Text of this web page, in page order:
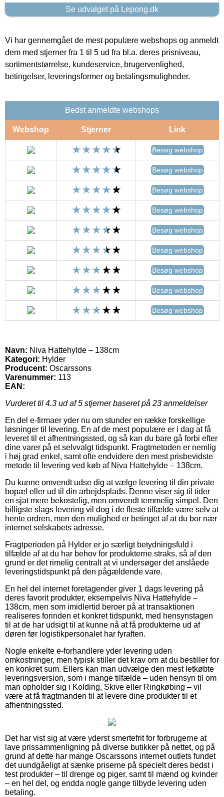
Se udvalget på Lepong.dk
Vi har gennemgået de mest populære webshops og anmeldt
dem med stjerner fra 1 til 5 ud fra bl.a. deres prisniveau,
sortimentstørrelse, kundeservice, brugervenlighed,
betingelser, leveringsformer og betalingsmuligheder.
Bedst anmeldte webshops
Webshop Stjerner Link
Besøg webshop
Besøg webshop
Besøg webshop
Besøg webshop
Besøg webshop
Besøg webshop
Besøg webshop
Besøg webshop
Besøg webshop
Navn: Niva Hattehylde – 138cm
Kategori: Hylder
Producent: Oscarssons
Varenummer: 113
EAN:
Vurderet til 4.3 ud af 5 stjerner baseret på 23 anmeldelser
En del e-firmaer yder nu om stunder en række forskellige
løsninger til levering. En af de mest populære er i dag at få
leveret til et afhentningssted, og så kan du bare gå forbi efter
dine varer på et selvvalgt tidspunkt. Fragtmetoden er nemlig
i høj grad enkel, samt ofte endvidere den mest prisbevidste
metode til levering ved køb af Niva Hattehylde – 138cm.
Du kunne omvendt udse dig at vælge levering til din private
bopæl eller ud til din arbejdsplads. Denne viser sig til tider
en sjat mere bekostelig, men omvendt temmelig simpel. Den
billigste slags levering vil dog i de fleste tilfælde være selv at
hente ordren, men den mulighed er betinget af at du bor nær
internet selskabets adresse.
Fragtperioden på Hylder er jo særligt betydningsfuld i
tilfælde af at du har behov for produkterne straks, så af den
grund er det rimelig centralt at vi undersøger det anslåede
leveringstidspunkt på den pågældende vare.
En hel del internet foretagender giver 1 dags levering på
deres favorit produkter, eksempelvis Niva Hattehylde –
138cm, men som imidlertid beroer på at transaktionen
realiseres forinden et konkret tidspunkt, med hensynstagen
til at de har udsigt til at kunne nå at få produkterne ud af
døren før logistikpersonalet har fyraften.
Nogle enkelte e-forhandlere yder levering uden
omkostninger, men typisk stiller det krav om at du bestiller for
en konkret sum. Ellers kan man udvælge den mest letkøbte
leveringsversion, som i mange tilfælde – uden hensyn til om
man opholder sig i Kolding, Skive eller Ringkøbing – vil
være at få fragtmanden til at levere dine produkter til et
afhentningssted.
Det har vist sig at være yderst smertefrit for forbrugerne at
lave prissammenligning på diverse butikker på nettet, og på
grund af dette har mange Oscarssons internet outlets fundet
det uundgåeligt at sænke priserne på specielt deres bedst i
test produkter – til drenge og piger, samt til mænd og kvinder
– en hel del, og endda nogle gange tilbyde levering uden
betaling.